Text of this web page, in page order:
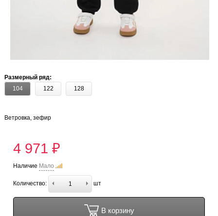
Размерный ряд:
104
122 128
Ветровка, зефир
4 971 ₽
Наличие Мало
Количество: шт
В корзину